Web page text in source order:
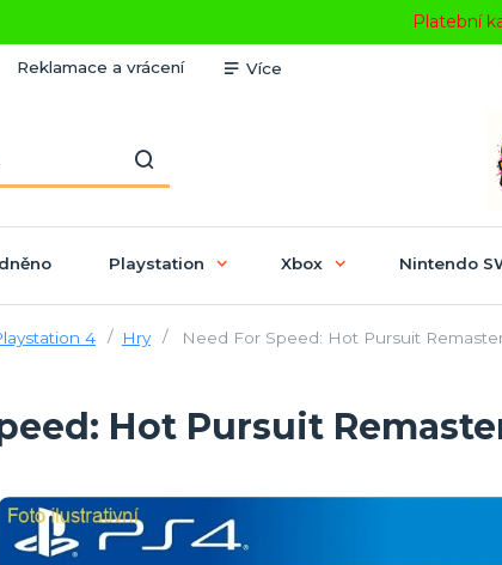
Platební
Reklamace a vrácení Více
Playstation Xbox Nintendo
4 Hry Need For Speed: Hot Pursuit
Hot Pursuit